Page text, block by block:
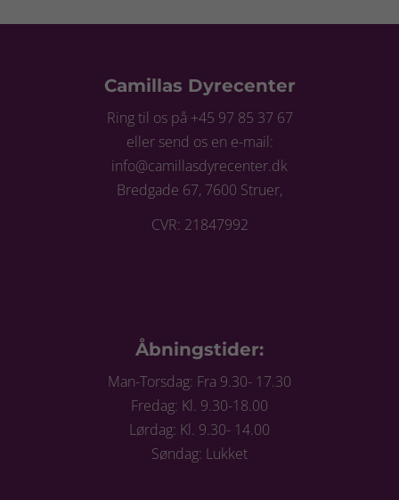
Camillas Dyrecenter
Ring til os på +45 97 85 37 67
eller send os en e-mail:
info@camillasdyrecenter.dk
Bredgade 67, 7600 Struer,
CVR: 21847992
Åbningstider:
Man-Torsdag: Fra 9.30- 17.30
Fredag: Kl. 9.30-18.00
Lørdag: Kl. 9.30- 14.00
Søndag: Lukket